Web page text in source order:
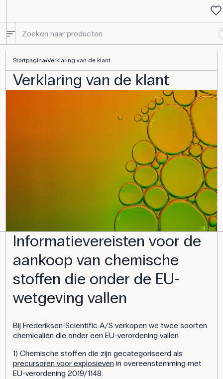
Startpagina Verklaring van de klant
Verklaring van de klant
Informatievereisten voor de
aankoop van chemische
stoffen die onder de EU-
wetgeving vallen
Bij Frederiksen-Scientific A/S verkopen we twee soorten
chemicaliën die onder een EU-verordening vallen
1) Chemische stoffen die zijn gecategoriseerd als
precursoren voor explosieven in overeenstemming met
EU-verordening 2019/1148.